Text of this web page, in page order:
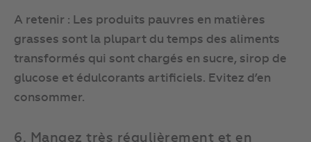
A retenir : Les produits pauvres en matières
grasses sont la plupart du temps des aliments
transformés qui sont chargés en sucre, sirop de
glucose et édulcorants artificiels. Evitez d’en
consommer.
6. Mangez très régulièrement et en